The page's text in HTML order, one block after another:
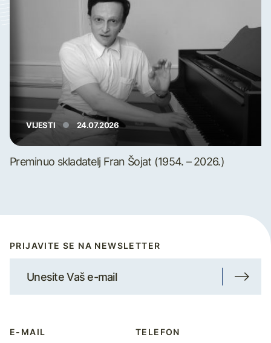
VIJESTI 24.07.2026
Preminuo skladatelj Fran Šojat (1954. – 2026.)
PRIJAVITE SE NA NEWSLETTER
E-MAIL TELEFON